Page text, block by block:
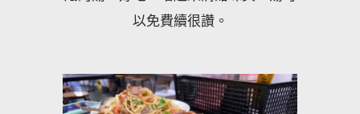
以免費續很讚。